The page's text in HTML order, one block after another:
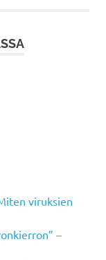
viruksien
–